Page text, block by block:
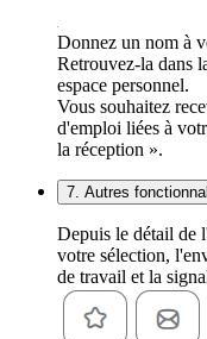
Donnez un nom à
Retrouvez-la dans
espace personnel.
Vous souhaitez
d'emploi liées à
la réception ».
7. Autres
Depuis le détail de
votre sélection,
de travail et la